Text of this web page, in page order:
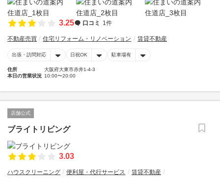
3.25 口コミ 1件
不動産売買 住宅リフォーム・リノベーション 賃貸不動産
出張・訪問対応 日祝OK 駐車場有
住所
大阪府大東市赤井1-4-3
本日の営業状況 10:00〜20:00
店舗公式
ブライトリビング
3.03
ハウスクリーニング 便利屋・代行サービス
賃貸不動産